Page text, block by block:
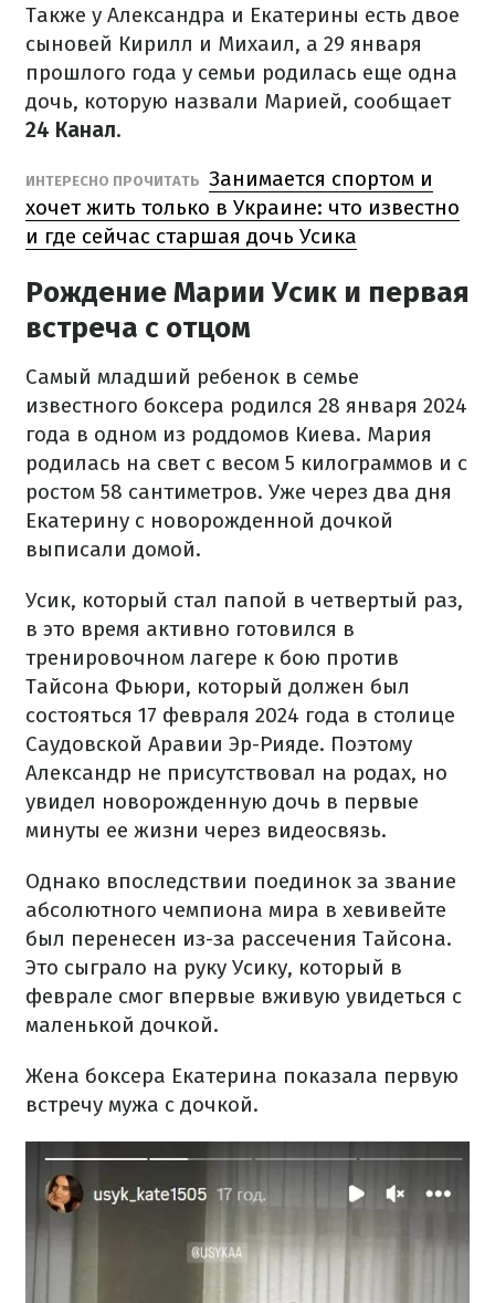
Также у Александра и Екатерины есть двое
сыновей Кирилл и Михаил, а 29 января
прошлого года у семьи родилась еще одна
дочь, которую назвали Марией, сообщает
24 Канал.
ИНТЕРЕСНО ПРОЧИТАТЬ Занимается спортом и
хочет жить только в Украине: что известно
и где сейчас старшая дочь Усика
Рождение Марии Усик и первая
встреча с отцом
Самый младший ребенок в семье
известного боксера родился 28 января 2024
года в одном из роддомов Киева. Мария
родилась на свет с весом 5 килограммов и с
ростом 58 сантиметров. Уже через два дня
Екатерину с новорожденной дочкой
выписали домой.
Усик, который стал папой в четвертый раз,
в это время активно готовился в
тренировочном лагере к бою против
Тайсона Фьюри, который должен был
состояться 17 февраля 2024 года в столице
Саудовской Аравии Эр-Рияде. Поэтому
Александр не присутствовал на родах, но
увидел новорожденную дочь в первые
минуты ее жизни через видеосвязь.
Однако впоследствии поединок за звание
абсолютного чемпиона мира в хевивейте
был перенесен из-за рассечения Тайсона.
Это сыграло на руку Усику, который в
феврале смог впервые вживую увидеться с
маленькой дочкой.
Жена боксера Екатерина показала первую
встречу мужа с дочкой.